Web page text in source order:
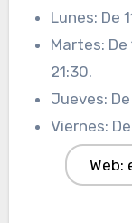
Lunes: De
Martes: De
21:30.
Jueves: De
Viernes:
Web: